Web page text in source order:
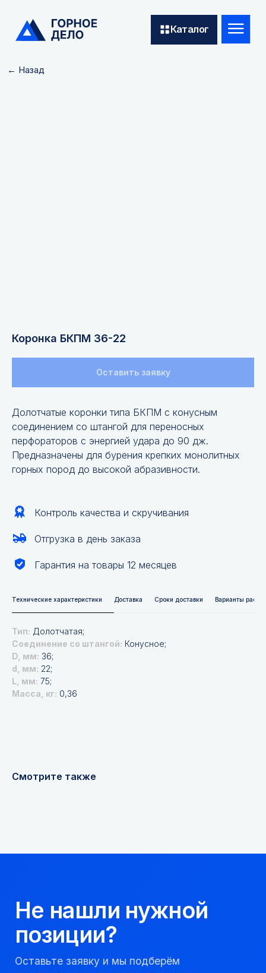
Каталог
Коронка БКПМ 36-22
Оставить заявку
Долотчатые коронки типа БКПМ с конусным
соединением со штангой для переносных
перфораторов с энергией удара до 90 дж.
Предназначены для бурения крепких монолитных
горных пород до высокой абразивности.
Контроль качества и скручивания
Отгрузка в день заказа
Гарантия на товары 12 месяцев
Технические характеристики Доставка Сроки доставки Варианты
Тип: Долотчатая;
Соединение со штангой: Конусное;
D, мм: 36;
d, мм: 22;
L, мм: 75;
Масса, кг: 0,36
Смотрите также
Оставьте заявку и мы подберём
инструменты и запчасти по вашим
+7
Я соглашаюсь с Политикой конфиденциальности